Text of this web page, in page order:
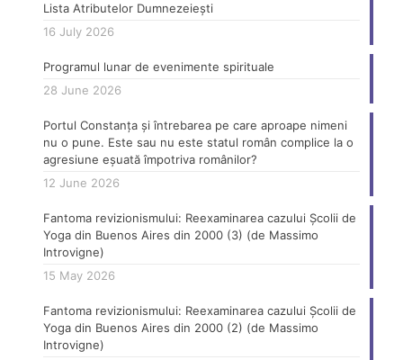
Lista Atributelor Dumnezeiești
16 July 2026
Programul lunar de evenimente spirituale
28 June 2026
Portul Constanța și întrebarea pe care aproape nimeni
nu o pune. Este sau nu este statul român complice la o
agresiune eșuată împotriva românilor?
12 June 2026
Fantoma revizionismului: Reexaminarea cazului Școlii de
Yoga din Buenos Aires din 2000 (3) (de Massimo
Introvigne)
15 May 2026
Fantoma revizionismului: Reexaminarea cazului Școlii de
Yoga din Buenos Aires din 2000 (2) (de Massimo
Introvigne)